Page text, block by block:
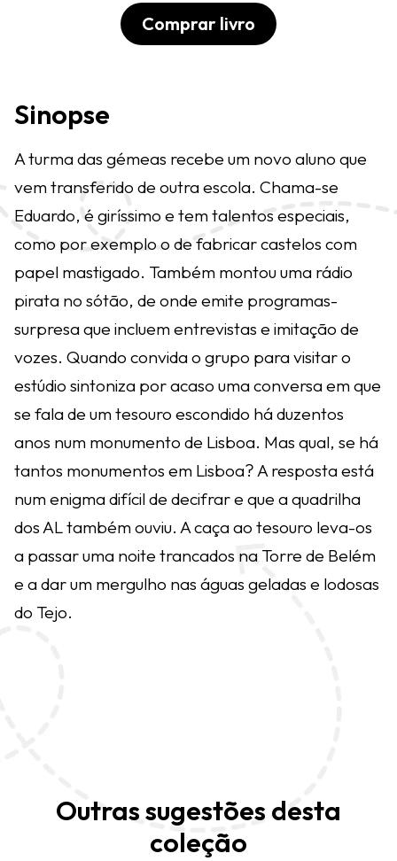
Comprar livro
Sinopse
A turma das gémeas recebe um novo aluno que
vem transferido de outra escola. Chama-se
Eduardo, é giríssimo e tem talentos especiais,
como por exemplo o de fabricar castelos com
papel mastigado. Também montou uma rádio
pirata no sótão, de onde emite programas-
surpresa que incluem entrevistas e imitação de
vozes. Quando convida o grupo para visitar o
estúdio sintoniza por acaso uma conversa em que
se fala de um tesouro escondido há duzentos
anos num monumento de Lisboa. Mas qual, se há
tantos monumentos em Lisboa? A resposta está
num enigma difícil de decifrar e que a quadrilha
dos AL também ouviu. A caça ao tesouro leva-os
a passar uma noite trancados na Torre de Belém
e a dar um mergulho nas águas geladas e lodosas
do Tejo.
Outras sugestões desta
coleção